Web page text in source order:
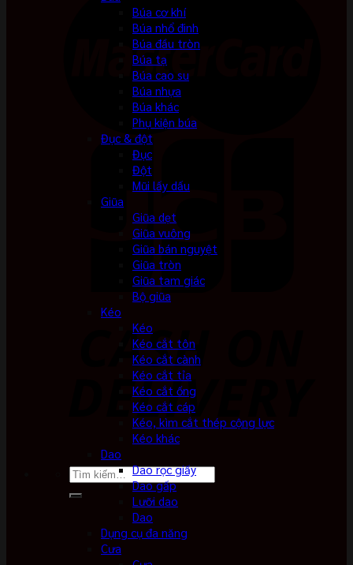
Tìm
Búa cơ khí
Búa nhổ đinh
Búa đầu tròn
Búa tạ
Búa cao su
Búa nhựa
Búa khác
Phụ kiện búa
Đục & đột
Đục
Đột
Mũi lấy dấu
Giũa
Giũa dẹt
Giũa vuông
Giũa bán nguyệt
Giũa tròn
Giũa tam giác
Bộ giũa
Kéo
Kéo
Kéo cắt tôn
Kéo cắt cành
Kéo cắt tỉa
Kéo cắt ống
Kéo cắt cáp
Kéo, kìm cắt thép cộng lực
Kéo khác
Dao
Dao rọc giấy
Dao gấp
Lưỡi dao
Dao
Dụng cụ đa năng
Cưa